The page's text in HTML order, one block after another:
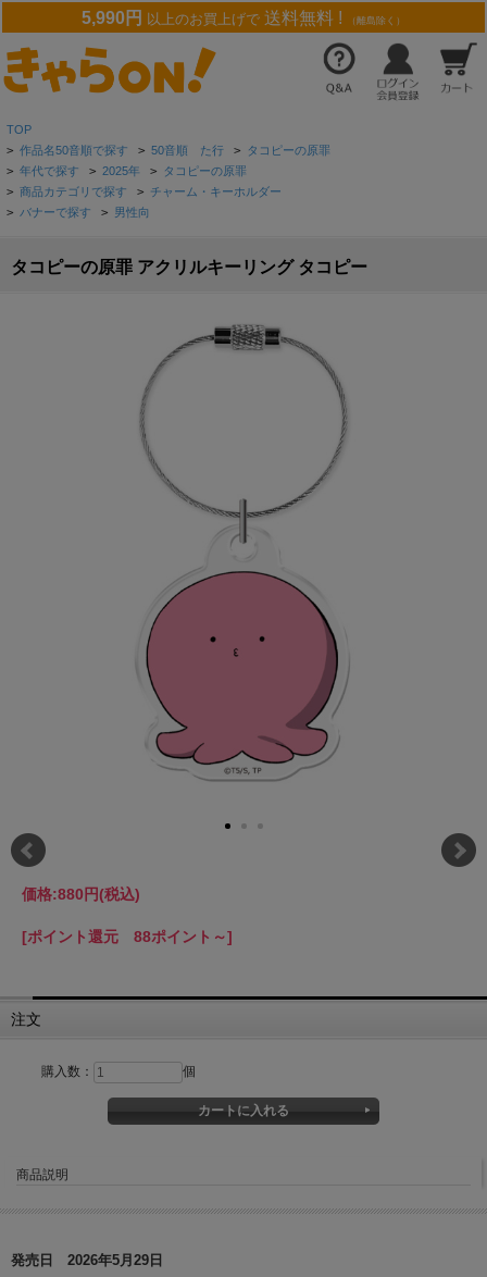
5,990円 以上のお買上げで 送料無料 ! （離島除く）
TOP
> 作品名50音順で探す > 50音順 た行 > タコピーの原罪
> 年代で探す > 2025年 > タコピーの原罪
> 商品カテゴリで探す > チャーム・キーホルダー
> バナーで探す > 男性向
タコピーの原罪 アクリルキーリング タコピー
価格:880円(税込)
[ポイント還元 88ポイント～]
注文
購入数： 個
商品説明
発売日 2026年5月29日